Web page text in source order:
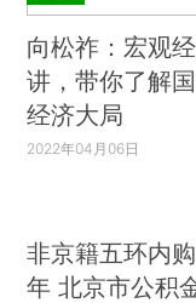
向松祚：宏观
讲，带你了解
经济大局
2022年04月06日
非京籍五环内
年 北京市公积